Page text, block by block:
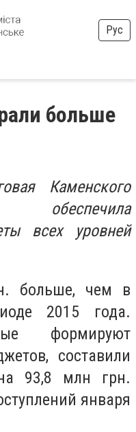
Рус
больше
Каменского
обеспечила
всех уровней
больше, чем в
2015 года.
формируют
составили
93,8 млн грн.
января